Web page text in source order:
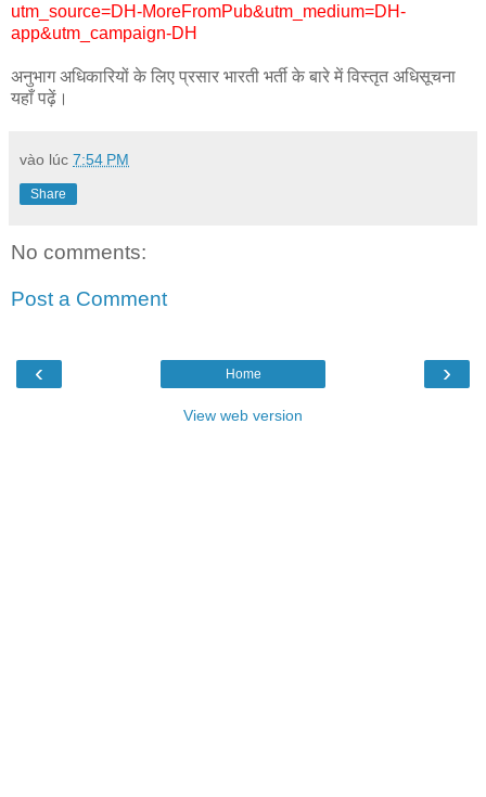
utm_source=DH-MoreFromPub&utm_medium=DH-
app&utm_campaign-DH
अनुभाग अधिकारियों के लिए प्रसार भारती भर्ती के बारे में विस्तृत अधिसूचना
यहाँ पढ़ें।
vào lúc 7:54 PM
Share
No comments:
Post a Comment
‹ ›
Home
View web version